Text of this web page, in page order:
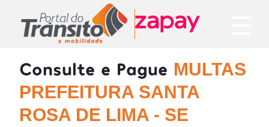
Consulte e Pague MULTAS
PREFEITURA SANTA
ROSA DE LIMA - SE